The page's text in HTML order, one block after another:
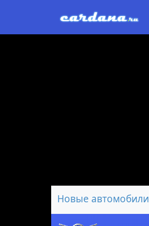
Новые автомобили